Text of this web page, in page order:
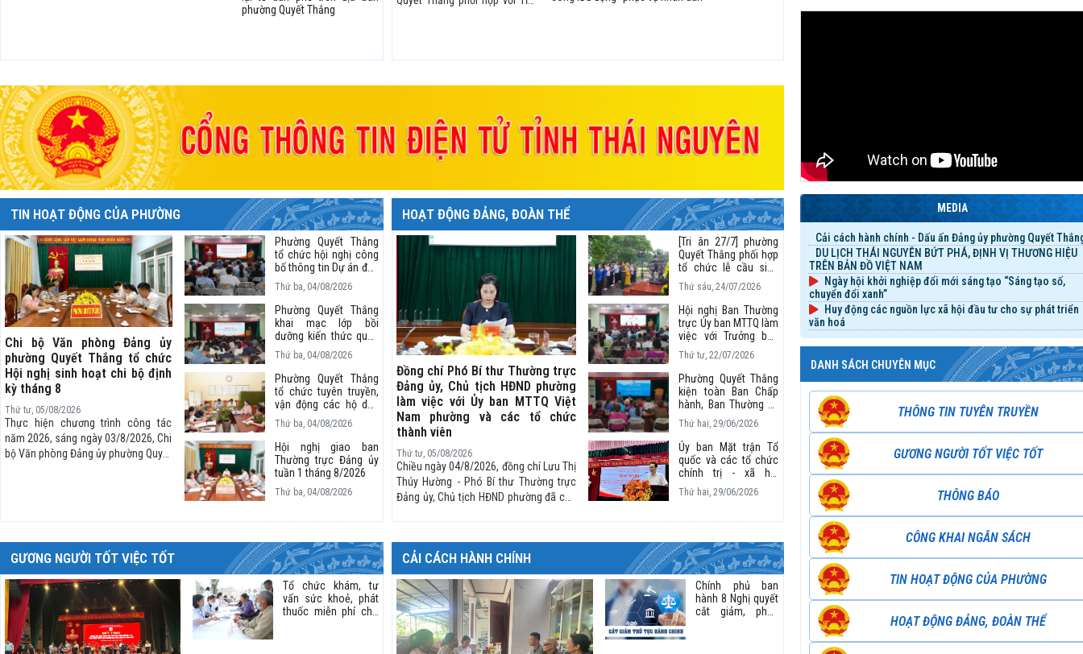
phường Quyết Thắng
TIN HOẠT ĐỘNG CỦA PHƯỜNG
Chi bộ Văn phòng Đảng ủy
phường Quyết Thắng tổ chức
Hội nghị sinh hoạt chi bộ định
kỳ tháng 8
Thực hiện chương trình công tác
năm 2026, sáng ngày 03/8/2026, Chi
bộ Văn phòng Đảng ủy phường Quyết
Thứ tư, 05/08/2026
Phường Quyết Thắng
tổ chức hội nghị công
bố thông tin Dự án đầu
tư xây dựng hoàn
chỉnh cao tốc CT.07
đoạn Hà Nội – Thái
Nguyên – Chợ Mới
Thứ ba, 04/08/2026
Phường Quyết Thắng
khai mạc lớp bồi
dưỡng kiến thức quốc
phòng và an ninh đối
tượng 4 năm 2026
Thứ ba, 04/08/2026
Phường Quyết Thắng
tổ chức tuyên truyền,
vận động các hộ dân
nhận tiền bồi thường,
hỗ trợ thực hiện Dự án
Khu dân cư đường Bắc
Sơn kéo dài
Thứ ba, 04/08/2026
Hội nghị giao ban
Thường trực Đảng ủy
tuần 1 tháng 8/2026
Thứ ba, 04/08/2026
HOẠT ĐỘNG ĐẢNG, ĐOÀN THỂ
Đồng chí Phó Bí thư Thường trực
Đảng ủy, Chủ tịch HĐND phường
làm việc với Ủy ban MTTQ Việt
Nam phường và các tổ chức
thành viên
Chiều ngày 04/8/2026, đồng chí Lưu Thị
Thúy Hường - Phó Bí thư Thường trực
Đảng ủy, Chủ tịch HĐND phường đã chủ
nhằm đánh giá kết quả hoạt động 6
tháng đầu năm, triển khai nhiệm vụ 6
tháng cuối năm 2026.
Thứ tư, 05/08/2026
[Tri ân 27/7] phường
Quyết Thắng phối hợp
tổ chức lễ cầu siêu
các anh hùng liệt sĩ
tại nghĩa trang liệt sĩ
Dốc Lim
Thứ sáu, 24/07/2026
Hội nghị Ban Thường
trực Ủy ban MTTQ làm
việc với Trưởng ban
Công tác Mặt trận và
các Chi hội trưởng
đoàn thể
Thứ tư, 22/07/2026
Phường Quyết Thắng
kiện toàn Ban Chấp
hành, Ban Thường vụ
và bầu Chủ tịch Hội
Liên hiệp Phụ nữ
phường nhiệm kỳ
2025–2030
Thứ hai, 29/06/2026
Ủy ban Mặt trận Tổ
quốc và các tổ chức
chính trị - xã hội
phường Quyết Thắng
tổ chức Hội nghị sơ
đầu năm 2026
Thứ hai, 29/06/2026
GƯƠNG NGƯỜI TỐT VIỆC TỐT
Tổ chức khám, tư
vấn sức khoẻ, phát
thuốc miễn phí cho
CẢI CÁCH HÀNH CHÍNH
Chính phủ ban
hành 8 Nghị quyết
cắt giảm, phân
MEDIA
Cải cách hành chính - Dấu ấn Đảng ủy phường Quyết
DU LỊCH THÁI NGUYÊN BỨT PHÁ, ĐỊNH VỊ THƯƠNG HIỆU
TRÊN BẢN ĐỒ VIỆT NAM
Ngày hội khởi nghiệp đổi mới sáng tạo “Sáng tạo số,
chuyển đổi xanh”
Huy động các nguồn lực xã hội đầu tư cho sự phát triển
văn hoá
DANH SÁCH CHUYÊN MỤC
THÔNG TIN TUYÊN TRUYỀN
GƯƠNG NGƯỜI TỐT VIỆC TỐT
THÔNG BÁO
CÔNG KHAI NGÂN SÁCH
TIN HOẠT ĐỘNG CỦA PHƯỜNG
HOẠT ĐỘNG ĐẢNG, ĐOÀN THỂ